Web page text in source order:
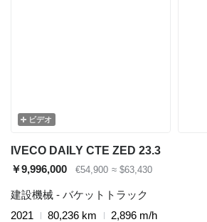
ビデオ
IVECO DAILY CTE ZED 23.3
￥9,996,000
€54,900 ≈ $63,430
建設機械 - バケットトラック
2021
80,236 km 2,896 m/h